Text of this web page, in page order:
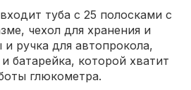
туба с 25 полосками с
чехол для хранения и
ручка для автопрокола,
батарейка, которой хватит
глюкометра.